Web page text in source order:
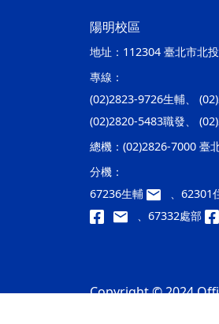
陽明校區
地址： 112304 臺北市北
專線：
(02)2823-9726生輔、
(02)2820-5483職發、
總機： (02)2826-7000 臺
分機：
67236生輔
、62301
、67332處部
Copyright © 2024